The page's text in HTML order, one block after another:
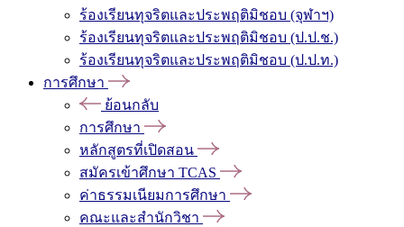
ร้องเรียนทุจริตและประพฤติมิชอบ (จุฬาฯ)
ร้องเรียนทุจริตและประพฤติมิชอบ (ป.ป.ช.)
ร้องเรียนทุจริตและประพฤติมิชอบ (ป.ป.ท.)
การศึกษา
ย้อนกลับ
การศึกษา
หลักสูตรที่เปิดสอน
สมัครเข้าศึกษา TCAS
ค่าธรรมเนียมการศึกษา
คณะและสำนักวิชา